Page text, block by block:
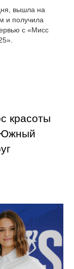
вышла на
и получила
с «Мисс
красоты